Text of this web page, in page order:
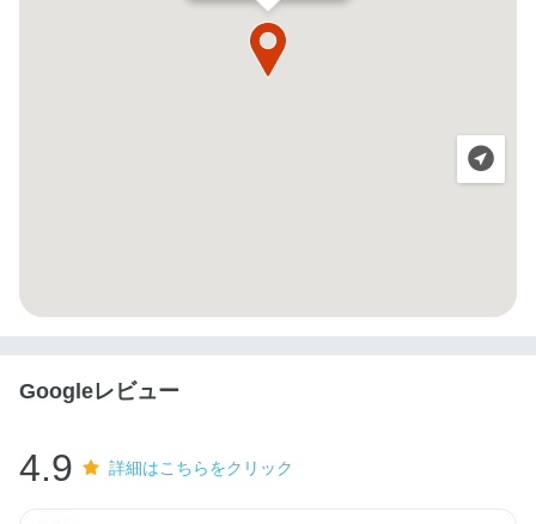
Googleレビュー
4.9 詳細はこちらをクリック